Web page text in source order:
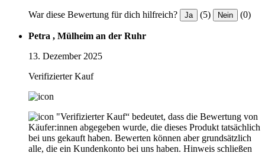
War diese Bewertung für dich hilfreich? Ja (5) Nein (0)
Petra , Mülheim an der Ruhr
13. Dezember 2025
Verifizierter Kauf
"Verifizierter Kauf“ bedeutet, dass die Bewertung von
Käufer:innen abgegeben wurde, die dieses Produkt tatsächlich
bei uns gekauft haben. Bewerten können aber grundsätzlich
alle, die ein Kundenkonto bei uns haben. Hinweis schließen